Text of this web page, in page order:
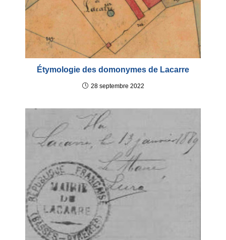
Étymologie des domonymes de Lacarre
28 septembre 2022